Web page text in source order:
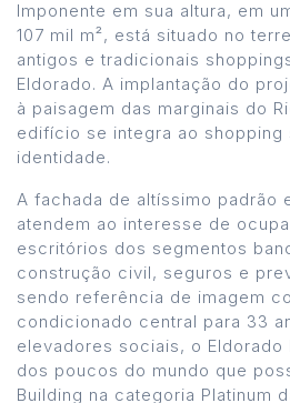
Imponente em sua altura, em
107 mil m², está situado no
antigos e tradicionais
Eldorado. A implantação do
à paisagem das marginais do
edifício se integra ao shopping
identidade.
A fachada de altíssimo padrão
atendem ao interesse de
escritórios dos segmentos
construção civil, seguros e
sendo referência de imagem
condicionado central para 33
elevadores sociais, o Eldorado
dos poucos do mundo que
Building na categoria Platinum